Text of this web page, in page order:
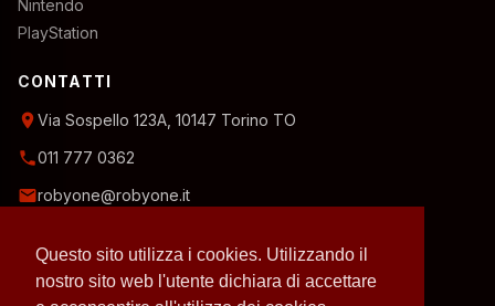
Questo sito utilizza i cookies. Utilizzando il
nostro sito web l'utente dichiara di accettare
Nintendo
PlayStation
CONTATTI
location_onVia Sospello 123A, 10147 Torino TO
phone011 777 0362
emailrobyone@robyone.it
Mar, Gio, Sab: 10:00–12:30Domenica: chiuso